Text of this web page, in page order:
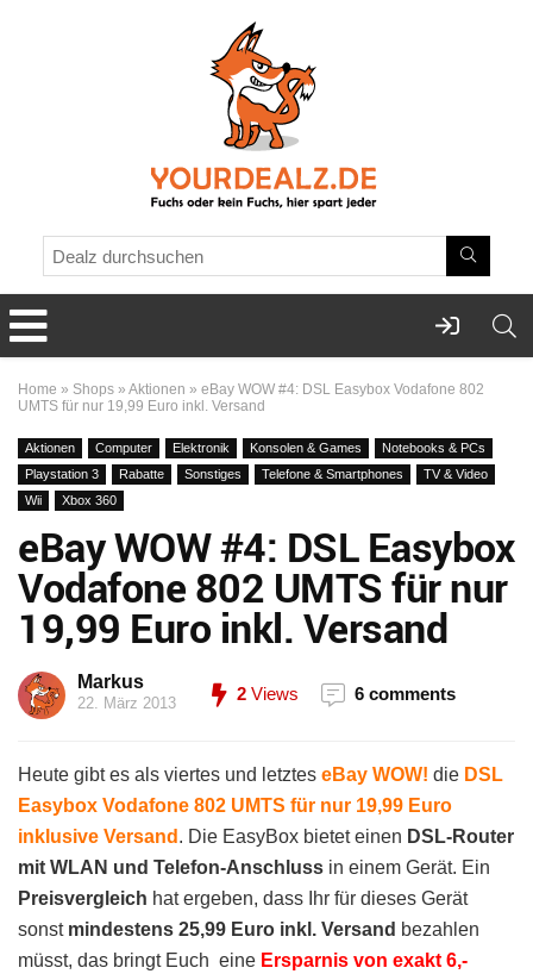
Home » Shops » Aktionen » eBay WOW #4: DSL Easybox Vodafone 802
UMTS für nur 19,99 Euro inkl. Versand
Aktionen Computer Elektronik Konsolen & Games
Notebooks & PCs
Playstation 3
Rabatte Sonstiges Telefone & Smartphones
TV & Video
Wii
Xbox 360
eBay WOW #4: DSL Easybox
Vodafone 802 UMTS für nur
19,99 Euro inkl. Versand
Markus
22. März 2013 2 Views 6 comments
Heute gibt es als viertes und letztes eBay WOW! die DSL
Easybox Vodafone 802 UMTS für nur 19,99 Euro
inklusive Versand . Die EasyBox bietet einen DSL-Router
mit WLAN und Telefon-Anschluss in einem Gerät. Ein
Preisvergleich hat ergeben, dass Ihr für dieses Gerät
sonst mindestens 25,99 Euro inkl. Versand bezahlen
müsst, das bringt Euch eine Ersparnis von exakt 6,-